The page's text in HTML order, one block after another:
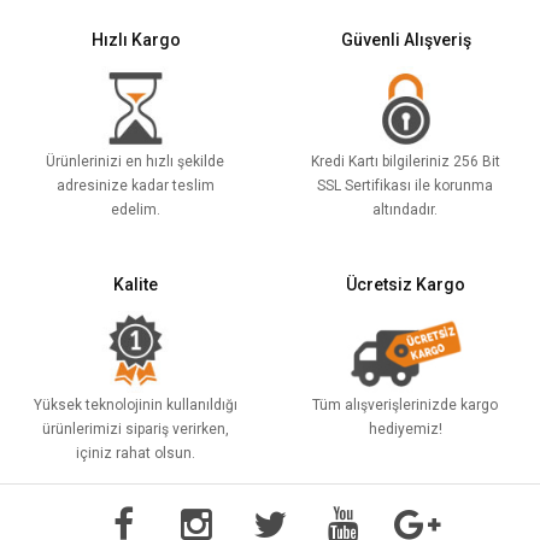
Hızlı Kargo
Ürünlerinizi en hızlı şekilde
adresinize kadar teslim
edelim.
Güvenli Alışveriş
Kredi Kartı bilgileriniz 256 Bit
SSL Sertifikası ile korunma
altındadır.
Kalite
Yüksek teknolojinin kullanıldığı
ürünlerimizi sipariş verirken,
içiniz rahat olsun.
Ücretsiz Kargo
Tüm alışverişlerinizde kargo
hediyemiz!